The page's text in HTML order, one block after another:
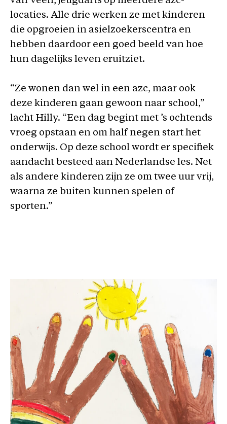
locaties. Alle drie werken ze met kinderen
die opgroeien in asielzoekerscentra en
hebben daardoor een goed beeld van hoe
hun dagelijks leven eruitziet.
“Ze wonen dan wel in een azc, maar ook
deze kinderen gaan gewoon naar school,”
lacht Hilly. “Een dag begint met ’s ochtends
vroeg opstaan en om half negen start het
onderwijs. Op deze school wordt er specifiek
aandacht besteed aan Nederlandse les. Net
als andere kinderen zijn ze om twee uur vrij,
waarna ze buiten kunnen spelen of
sporten.”